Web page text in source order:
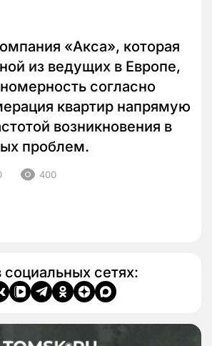
«Акса», которая
из ведущих в Европе,
согласно
квартир напрямую
возникновения в
проблем.
400
сетях: